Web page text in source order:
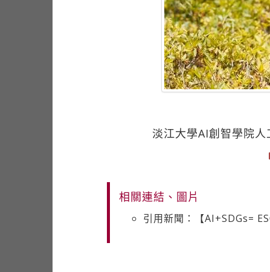
淡江大學AI創智學院人
相關連結、圖片
引用新聞：【AI+SDGs=